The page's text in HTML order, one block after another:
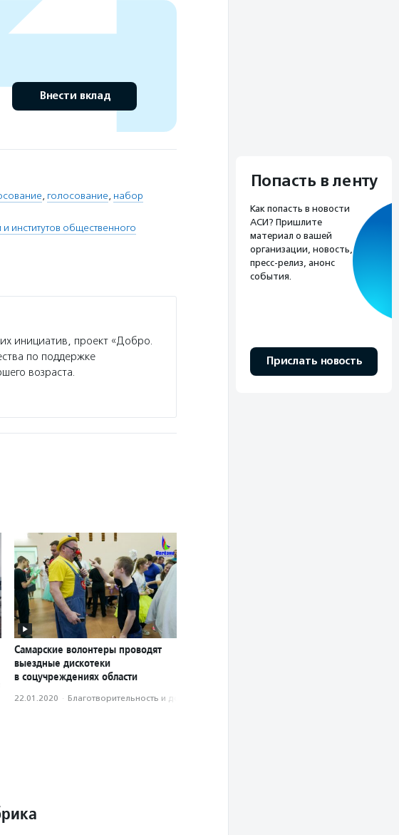
Внести вклад
, голосование, набор
институтов общественного
инициатив, проект «Добро.
по поддержке
возраста.
Самарские волонтеры проводят
выездные дискотеки
в соцучреждениях области
22.01.2020 · Благотвори­тель­ность и доброволь­чест­во
Попасть в ленту
Как попасть в новости
АСИ? Пришлите
материал о вашей
организации, новость,
пресс-релиз, анонс
события.
Прислать новость